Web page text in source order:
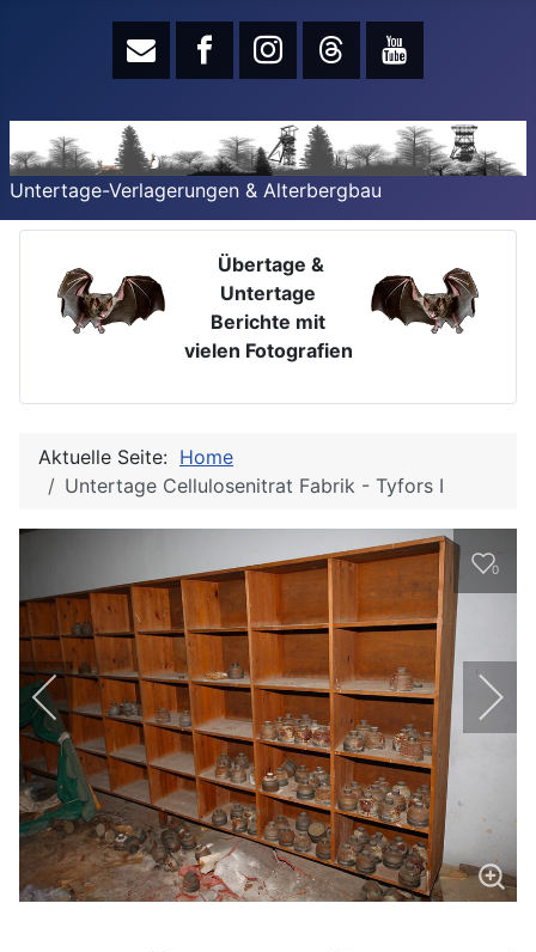
Untertage-Verlagerungen & Alterbergbau
Übertage &
Untertage
Berichte mit
vielen Fotografien
Aktuelle Seite: Home
Untertage Cellulosenitrat Fabrik - Tyfors I
0